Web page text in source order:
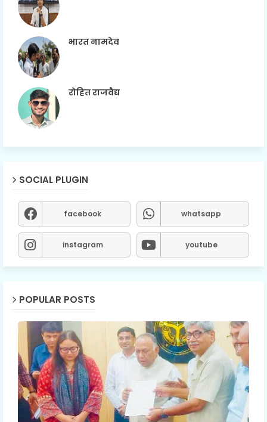
भारत नामदेव
रोहित राजवैद्य
SOCIAL PLUGIN
facebook whatsapp
instagram youtube
POPULAR POSTS